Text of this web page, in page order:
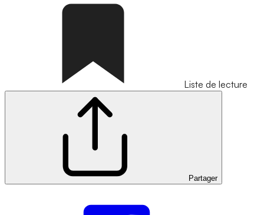
Liste de lecture
Partager